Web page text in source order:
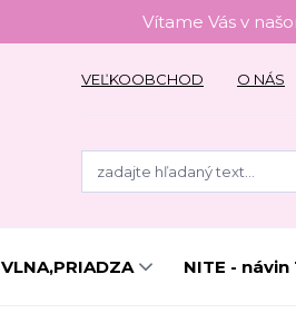
Vítame Vás v
VEĽKOOBCHOD O NÁS
VLNA,PRIADZA NITE - návin